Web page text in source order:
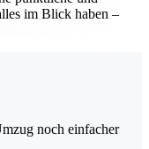
im Blick haben –
noch einfacher